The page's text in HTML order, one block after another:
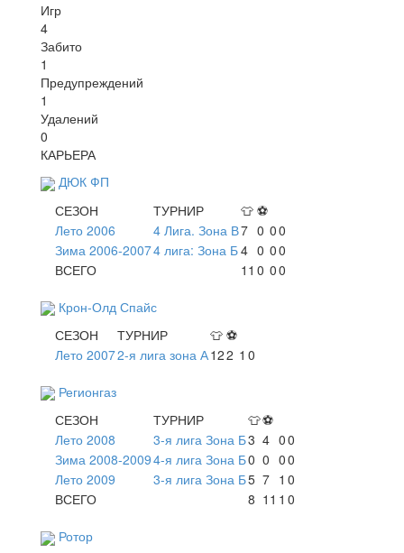
Игр
4
Забито
1
Предупреждений
1
Удалений
0
КАРЬЕРА
ДЮК ФП
СЕЗОН
ТУРНИР 👕 ⚽
Лето 2006
4 Лига. Зона В7 0 00
Зима 2006-20074 лига: Зона Б4 0 00
ВСЕГО
11 0 00
Крон-Олд Спайс
СЕЗОН
ТУРНИР 👕 ⚽
Лето 20072-я лига зона А122 1 0
Регионгаз
СЕЗОН
ТУРНИР 👕⚽
Лето 2008
3-я лига Зона Б3 4 00
Зима 2008-20094-я лига Зона Б0 0 00
Лето 2009
3-я лига Зона Б5 7 1 0
ВСЕГО
8 11 1 0
Ротор